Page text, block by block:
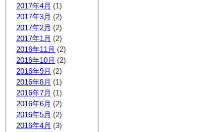
2017年4月 (1)
2017年3月 (2)
2017年2月 (2)
2017年1月 (2)
2016年11月 (2)
2016年10月 (2)
2016年9月 (2)
2016年8月 (1)
2016年7月 (1)
2016年6月 (2)
2016年5月 (2)
2016年4月 (3)